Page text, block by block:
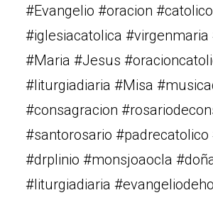
#Evangelio #oracion #catolico
#iglesiacatolica #virgenmaria
#Maria #Jesus
#liturgiadiaria #Misa
#consagracion
#santorosario #padrecatolico
#drplinio #monsjoaocla
#liturgiadiaria